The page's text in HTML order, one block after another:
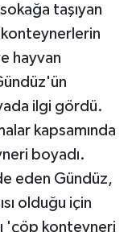
taşıyan
hayvan
ilgi gördü.
kapsamında
boyadı.
eden Gündüz,
olduğu için
'çöp konteyneri